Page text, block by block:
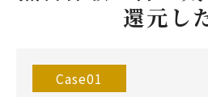
還元し
Case01